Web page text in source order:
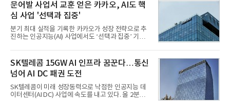
문어발 사업서 교훈 얻은 카카오, AI도 핵
심 사업 '선택과 집중'
분기 최대 실적을 기록한 카카오가 성장 전략으로 추
진하는 인공지능(AI) 사업에서도 ‘선택과 집중’ 기조
라 투자에 나서는 것과 달리, 카카오는 ‘카카오톡’이
라는 플랫폼 경쟁력을 활용한 AI 에이전트 서비스에
집중하는 전략이다. 과거 무리한 사업 확장 과정에서
겪었던 시행착오를 되풀이하지 않고 핵심 역량에 집
중하겠다는 취지로 풀이된다.7일 업계에 따르면 카카
오는 올해 2분기 연결 기준 매출 2조985억원, 영업이
익 2770억원을 기록했다. 전년 동기 대비 매출과 영업
SK텔레콤 15GW AI 인프라 꿈꾼다…통신
넘어 AI DC 패권 도전
SK텔레콤이 미래 성장동력으로 낙점한 인공지능 데
이터센터(AI DC) 사업에 속도를 내고 있다. 올 2분기